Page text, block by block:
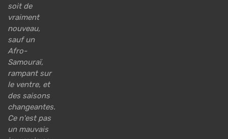
soit de
vraiment
nouveau,
sauf un
Afro-
Samouraï,
rampant sur
le ventre, et
des saisons
changeantes.
Ce n'est pas
un mauvais